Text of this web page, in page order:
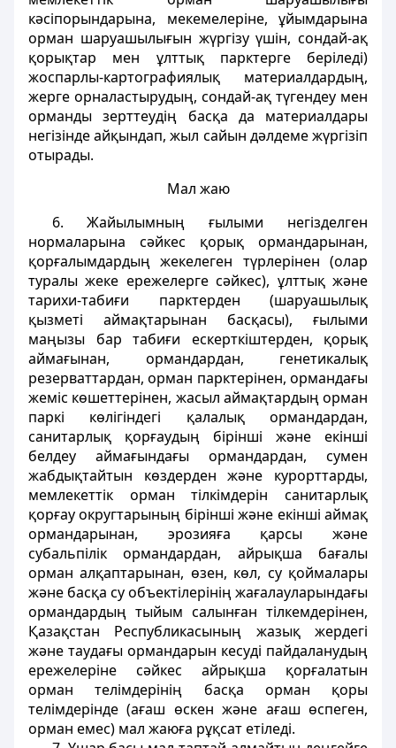
кәсiпорындарына, мекемелерiне, ұйымдарына
орман шаруашылығын жүргiзу үшiн, сондай-ақ
қорықтар мен ұлттық парктерге берiледi)
жоспарлы-картографиялық материалдардың,
жерге орналастырудың, сондай-ақ түгендеу мен
орманды зерттеудiң басқа да материалдары
негiзiнде айқындап, жыл сайын дәлдеме жүргiзiп
отырады.
Мал жаю
6. Жайылымның ғылыми негiзделген
нормаларына сәйкес қорық ормандарынан,
қорғалымдардың жекелеген түрлерiнен (олар
туралы жеке ережелерге сәйкес), ұлттық және
тарихи-табиғи парктерден (шаруашылық
қызметi аймақтарынан басқасы), ғылыми
маңызы бар табиғи ескерткiштерден, қорық
аймағынан, ормандардан, генетикалық
резерваттардан, орман парктерiнен, ормандағы
жемiс көшеттерiнен, жасыл аймақтардың орман
паркi көлiгіндегі қалалық ормандардан,
санитарлық қорғаудың бiрiншi және екiншi
белдеу аймағындағы ормандардан, сумен
жабдықтайтын көздерден және курорттарды,
мемлекеттік орман тiлкiмдерiн санитарлық
қорғау округтарының бiрiншi және екiншi аймақ
ормандарынан, эрозияға қарсы және
субальпiлiк ормандардан, айрықша бағалы
орман алқаптарынан, өзен, көл, су қоймалары
және басқа су объектiлерiнiң жағалауларындағы
ормандардың тыйым салынған тiлкемдерiнен,
Қазақстан Республикасының жазық жердегi
және таудағы ормандарын кесудi пайдаланудың
ережелерiне сәйкес айрықша қорғалатын
орман телiмдерiнiң басқа орман қоры
телiмдерiнде (ағаш өскен және ағаш өспеген,
орман емес) мал жаюға рұқсат етiледi.